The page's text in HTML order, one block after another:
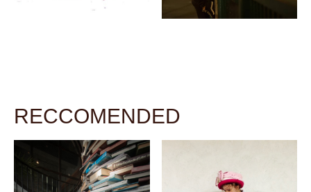
RECCOMENDED